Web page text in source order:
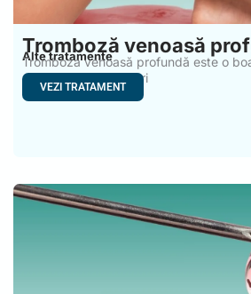
Tromboză venoasă
Alte tratamente
Tromboza venoasă profundă este o
cauzată de modificări
VEZI TRATAMENT